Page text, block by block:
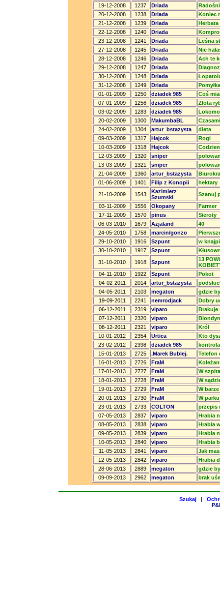
19-12-2008
1237 Driada
20-12-2008
1238 Driada
Koniec
21-12-2008
1239 Driada
Herbata
22-12-2008
1240 Driada
23-12-2008
1241 Driada
Leśna
27-12-2008
1245 Driada
Nie
28-12-2008
1246 Driada
Ach te
29-12-2008
1247 Driada
30-12-2008
1248 Driada
31-12-2008
1249 Driada
01-01-2009
1250 dziadek 985
Coś
07-01-2009
1256 dziadek 985
Złota
03-02-2009
1283 dziadek 985
20-02-2009
1300 MakumbaBL
24-02-2009
1304 artur_bstazysta
dieta
09-03-2009
1317 Hajcok
Rogi
10-03-2009
1318 Hajcok
12-03-2009
1320 sniper
13-03-2009
1321 sniper
21-04-2009
1360 artur_bstazysta
01-06-2009
1401 Filip z Konopii
hektary
21-10-2009
1543
Kazimierz
Szumski
Szanuj
03-11-2009
1556 Okopany
Farmer
17-11-2009
1570 pinus
Sieroty
06-03-2010
1679 Azjaland
40
24-05-2010
1758 marcin/gonzo
29-10-2010
1916 Szpunt
w
30-10-2010
1917 Szpunt
31-10-2010
1918 Szpunt
13
04-11-2010
1922 Szpunt
Pokot
04-02-2011
2014 artur_bstazysta
04-05-2011
2103 megaton
gdzie
19-09-2011
2241 nemrodjack
Dobry
06-12-2011
2319 viparo
Brakuje
07-12-2011
2320 viparo
08-12-2011
2321 viparo
Król
10-01-2012
2354 Urtica
Kto
23-02-2012
2398 dziadek 985
kontrola
15-01-2013
2725 .Marek Bublej.
Telefon
16-01-2013
2726 FraM
17-01-2013
2727 FraM
W
18-01-2013
2728 FraM
W
19-01-2013
2729 FraM
W barze
20-01-2013
2730 FraM
W parku
23-01-2013
2733 COLTON
przepis
07-05-2013
2837 viparo
Hrabia
08-05-2013
2838 viparo
Hrabia
09-05-2013
2839 viparo
Hrabia
10-05-2013
2840 viparo
Hrabia
11-05-2013
2841 viparo
Jak
12-05-2013
2842 viparo
Hrabia
28-06-2013
2889 megaton
gdzie
09-09-2013
2962 megaton brak
Szukaj |